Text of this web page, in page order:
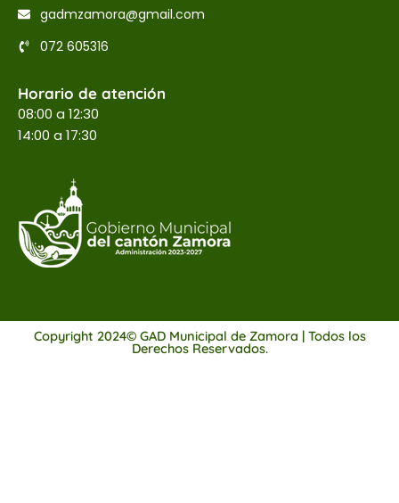
gadmzamora@gmail.com
072 605316
Horario de atención
08:00 a 12:30
14:00 a 17:30
Copyright 2024© GAD Municipal de Zamora | Todos los
Derechos Reservados.